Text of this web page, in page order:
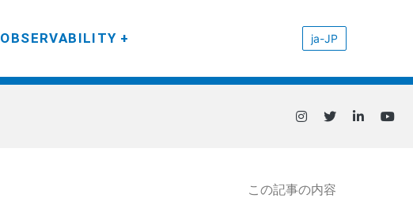
OBSERVABILITY ja-JP
この記事の内容